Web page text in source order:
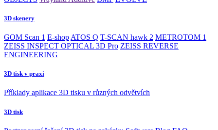
3D skenery
GOM Scan 1 E-shop ATOS Q T-SCAN hawk 2 METROTOM 1
ZEISS INSPECT OPTICAL 3D Pro ZEISS REVERSE
ENGINEERING
3D tisk v praxi
Příklady aplikace 3D tisku v různých odvětvích
3D tisk